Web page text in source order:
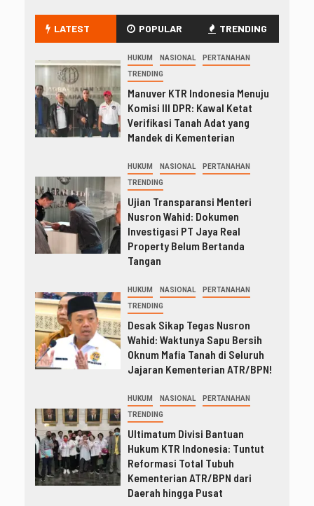
LATEST POPULAR TRENDING
HUKUM NASIONAL PERTANAHAN
TRENDING
Manuver KTR Indonesia Menuju
Komisi III DPR: Kawal Ketat
Verifikasi Tanah Adat yang
Mandek di Kementerian
HUKUM NASIONAL PERTANAHAN
TRENDING
Ujian Transparansi Menteri
Nusron Wahid: Dokumen
Investigasi PT Jaya Real
Property Belum Bertanda
Tangan
HUKUM NASIONAL PERTANAHAN
TRENDING
Desak Sikap Tegas Nusron
Wahid: Waktunya Sapu Bersih
Oknum Mafia Tanah di Seluruh
Jajaran Kementerian ATR/BPN!
HUKUM NASIONAL PERTANAHAN
TRENDING
Ultimatum Divisi Bantuan
Hukum KTR Indonesia: Tuntut
Reformasi Total Tubuh
Kementerian ATR/BPN dari
Daerah hingga Pusat